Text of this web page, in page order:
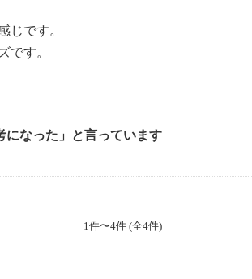
じです。
です。
になった」と言っています
1件〜4件 (全4件)